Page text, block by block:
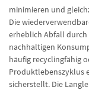
minimieren und
Die
erheblich Abfall
nachhaltigen
häufig recyclingfähig
Produktlebenszyklus
sicherstellt. Die